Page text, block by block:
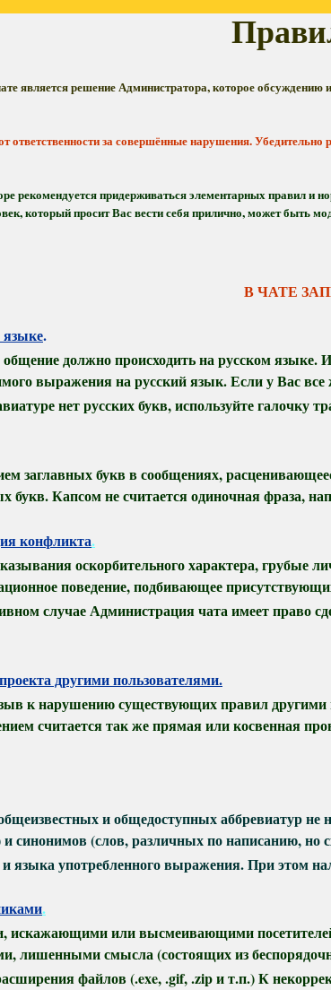
является решение Администратора, которое
ответственности за совершённые нарушения.
рекомендуется придерживаться элементарных правил
который просит Вас вести себя прилично, может быть
В ЧАТЕ
.
должно происходить на русском
выражения на русский язык. Если у Вас
нет русских букв, используйте галочку
заглавных букв в сообщениях,
букв. Капсом не считается одиночная фраза,
конфликта.
оскорбительного характера, грубые
поведение, подбивающее
случае Администрация чата имеет право
другими пользователями.
к нарушению существующих правил другими
считается так же прямая или косвенная
и общедоступных аббревиатур
синонимов (слов, различных по написанию,
языка употребленного выражения. При этом
.
искажающими или высмеивающими
лишенными смысла (состоящих из
файлов (.exe, .gif, .zip и т.п.) К